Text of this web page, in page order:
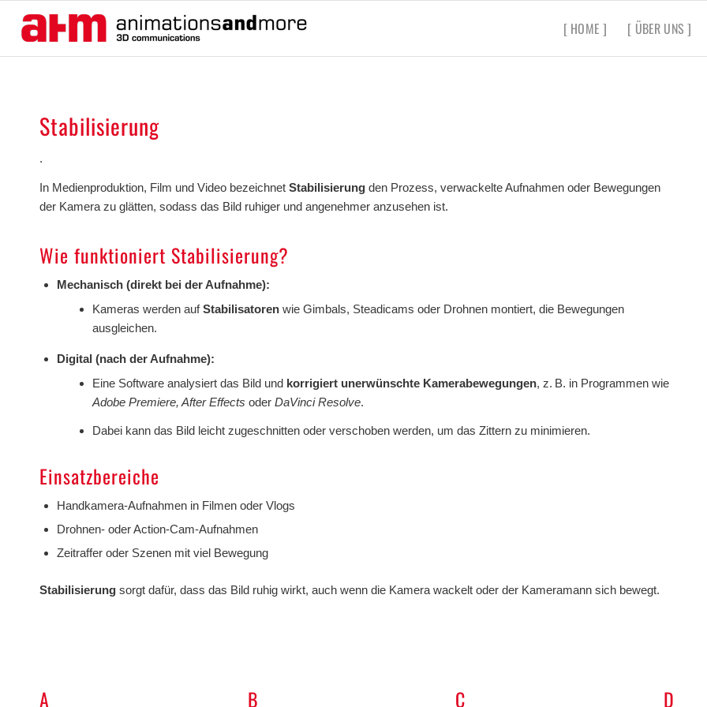
[ HOME ] [ ÜBER UNS ]
Stabilisierung
.
In Medienproduktion, Film und Video bezeichnet Stabilisierung den Prozess, verwackelte Aufnahmen oder Bewegungen
der Kamera zu glätten, sodass das Bild ruhiger und angenehmer anzusehen ist.
Wie funktioniert Stabilisierung?
Mechanisch (direkt bei der Aufnahme):
Kameras werden aufStabilisatoren wie Gimbals, Steadicams oder Drohnen montiert, die Bewegungen
ausgleichen.
Digital (nach der Aufnahme):
Eine Software analysiert das Bild und korrigiert unerwünschte Kamerabewegungen, z. B. in Programmen wie
Adobe Premiere, After Effects oder DaVinci Resolve.
Dabei kann das Bild leicht zugeschnitten oder verschoben werden, um das Zittern zu minimieren.
Einsatzbereiche
Handkamera-Aufnahmen in Filmen oder Vlogs
Drohnen- oder Action-Cam-Aufnahmen
Zeitraffer oder Szenen mit viel Bewegung
Stabilisierung sorgt dafür, dass das Bild ruhig wirkt, auch wenn die Kamera wackelt oder der Kameramann sich bewegt.
A B C D